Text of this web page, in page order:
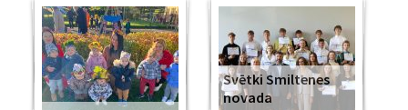
Svētki Smiltenes
novada